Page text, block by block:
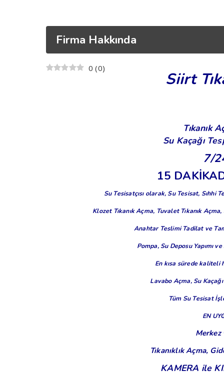
Firma Hakkında
0 (0)
Siirt
Tıkanık
Su Kaçağı
7/
15
Su Tesisatçısı olarak, Su Tesisat, Sıhhi
Klozet Tıkanık Açma, Tuvalet Tıkanık
Anahtar Teslimi Tadilat ve
Pompa, Su Deposu Yapımı
En kısa sürede
Lavabo Açma, Su
Tüm Su Tesisat
EN
Merkez
Tıkanıklık Açma,
KAMERA ile